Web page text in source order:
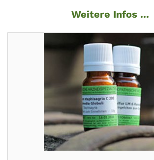
Weitere Infos ...